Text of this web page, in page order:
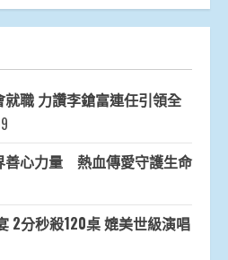
職 力讚李鎗富連任引領全
善心力量 熱血傳愛守護生命
2分秒殺120桌 媲美世級演唱